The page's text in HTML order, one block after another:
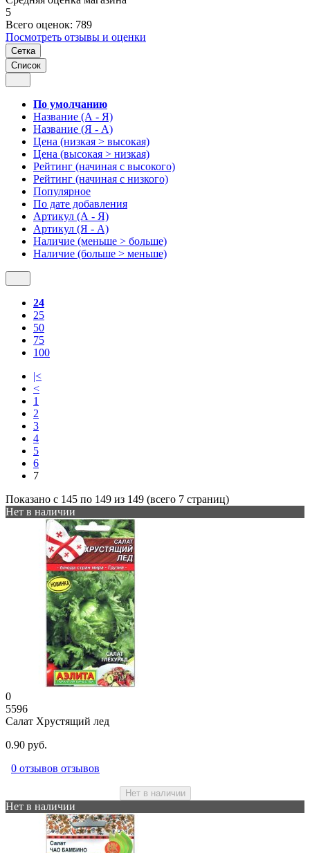
5
Всего оценок: 789
Посмотреть отзывы и оценки
Сетка
Список
По умолчанию
Название (А - Я)
Название (Я - А)
Цена (низкая > высокая)
Цена (высокая > низкая)
Рейтинг (начиная с высокого)
Рейтинг (начиная с низкого)
Популярное
По дате добавления
Артикул (А - Я)
Артикул (Я - А)
Наличие (меньше > больше)
Наличие (больше > меньше)
24
25
50
75
100
|<
<
1
2
3
4
5
6
7
Показано с 145 по 149 из 149 (всего 7 страниц)
Нет в наличии
0
5596
Салат Хрустящий лед
0.90 руб.
0 отзывов отзывов
Нет в наличии
Нет в наличии